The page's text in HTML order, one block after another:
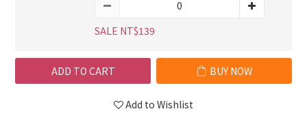
SALE NT$139
ADD TO CART BUY NOW
Add to Wishlist